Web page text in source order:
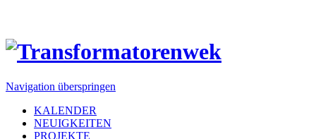
Navigation überspringen
KALENDER
NEUIGKEITEN
PROJEKTE